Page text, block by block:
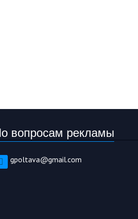
вопросам рекламы
gpoltava@gmail.com